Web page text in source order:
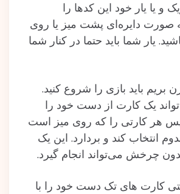
و یا یار خود این کدها را
به صورت دایره‌ای پشت میز یا روی
یار شما باید حتما در کنار شما
بریم باید بازی را شروع کنید.
یک کارت از دست خود را
هر کارتی را که روی میز است
انتخاب کند و بردارد. این یک
چرخش می‌تواند انجام گیرد.
کارت های تک دست خود را با